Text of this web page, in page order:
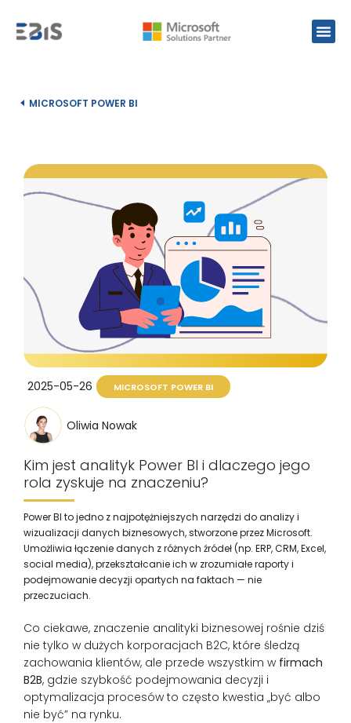
MICROSOFT POWER BI
2025-05-26 MICROSOFT POWER BI
Oliwia Nowak
Kim jest analityk Power BI i dlaczego jego
rola zyskuje na znaczeniu?
Power BI to jedno z najpotężniejszych narzędzi do analizy i
wizualizacji danych biznesowych, stworzone przez Microsoft.
Umożliwia łączenie danych z różnych źródeł (np. ERP, CRM, Excel,
social media), przekształcanie ich w zrozumiałe raporty i
podejmowanie decyzji opartych na faktach — nie
przeczuciach.
Co ciekawe, znaczenie analityki biznesowej rośnie dziś
nie tylko w dużych korporacjach B2C, które śledzą
zachowania klientów, ale przede wszystkim w firmach
B2B, gdzie szybkość podejmowania decyzji i
optymalizacja procesów to często kwestia „być albo
nie być” na rynku.